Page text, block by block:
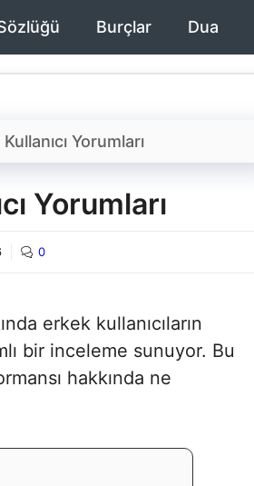
Burçlar Dua
Yorumları​
Yorumları​
0
erkek kullanıcıların
bir inceleme sunuyor. Bu
hakkında ne